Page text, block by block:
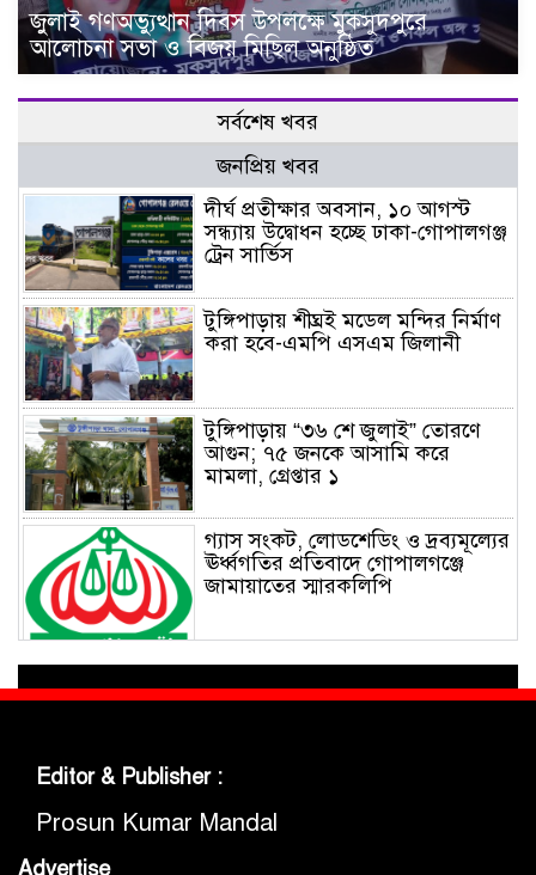
জুলাই গণঅভ্যুত্থান দিবস উপলক্ষে মুকসুদপুরে
আলোচনা সভা ও বিজয় মিছিল অনুষ্ঠিত
সর্বশেষ খবর
জনপ্রিয় খবর
দীর্ঘ প্রতীক্ষার অবসান, ১০ আগস্ট
সন্ধ্যায় উদ্বোধন হচ্ছে ঢাকা-গোপালগঞ্জ
ট্রেন সার্ভিস
টুঙ্গিপাড়ায় শীঘ্রই মডেল মন্দির নির্মাণ
করা হবে-এমপি এসএম জিলানী
টুঙ্গিপাড়ায় “৩৬ শে জুলাই” তোরণে
আগুন; ৭৫ জনকে আসামি করে
মামলা, গ্রেপ্তার ১
গ্যাস সংকট, লোডশেডিং ও দ্রব্যমূল্যের
ঊর্ধ্বগতির প্রতিবাদে গোপালগঞ্জে
জামায়াতের স্মারকলিপি
গোবিপ্রবিতে শিক্ষার্থীদের মধ্যে
মুকসুদপুরে আলোচনা সভা ও বিজয়
মিছিল অনুষ্ঠিত
Editor & Publisher :
Prosun Kumar Mandal
Advertise